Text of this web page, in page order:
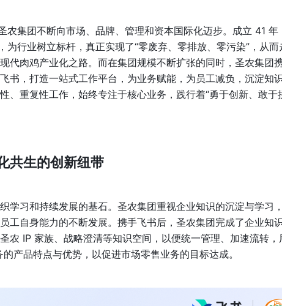
农集团不断向市场、品牌、管理和资本国际化迈步。成立 41 年
为行业树立标杆，真正实现了“零废弃、零排放、零污染”，从而
代肉鸡产业化之路。而在集团规模不断扩张的同时，圣农集团
书，打造一站式工作平台，为业务赋能，为员工减负，沉淀知
重复性工作，始终专注于核心业务，践行着“勇于创新、敢于
共生的创新纽带
学习和持续发展的基石。圣农集团重视企业知识的沉淀与学习
工自身能力的不断发展。携手飞书后，圣农集团完成了企业知
农 IP 家族、战略澄清等知识空间，以便统一管理、加速流转，
产品特点与优势，以促进市场零售业务的目标达成。